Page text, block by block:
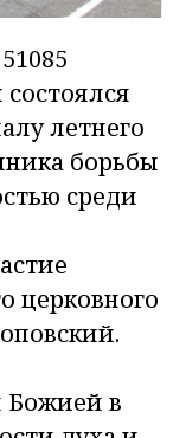
летнего
борьбы
среди
церковного
в